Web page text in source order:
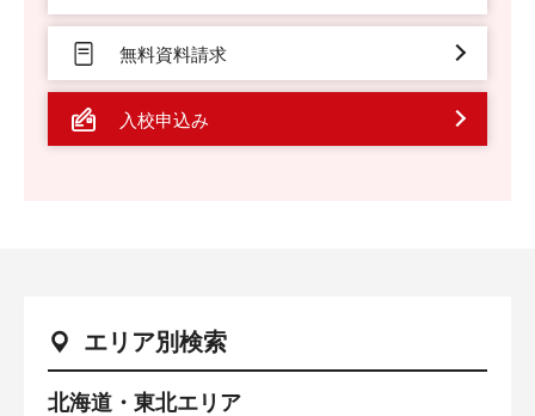
無料資料請求
入校申込み
エリア別検索
北海道・東北エリア